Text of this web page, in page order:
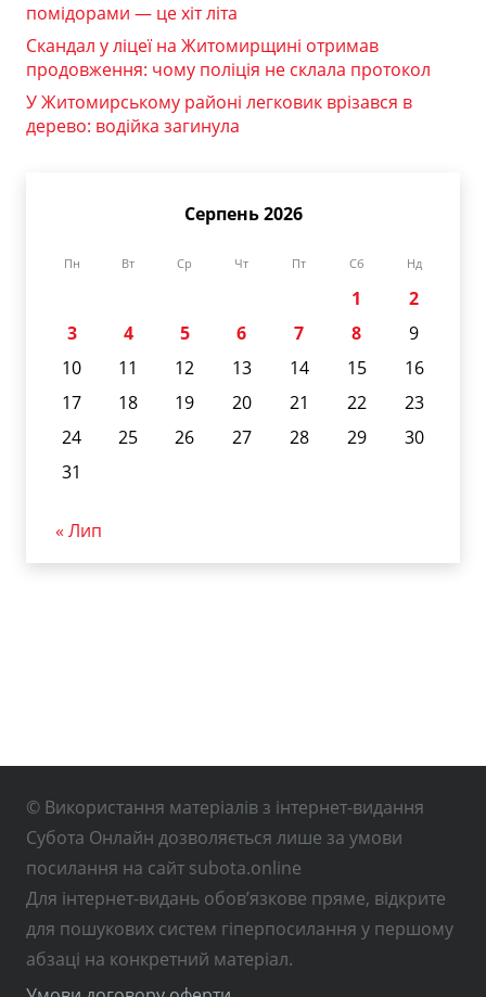
помідорами — це хіт літа
Скандал у ліцеї на Житомирщині отримав
продовження: чому поліція не склала протокол
У Житомирському районі легковик врізався в
дерево: водійка загинула
Серпень 2026
Пн Вт Ср Чт Пт Сб Нд
1
2
3
4 5 6 7 8
9
10
11 12 13 14 15
16
17
18 19 20 21 22
23
24
25 26 27 28 29
30
31
« Лип
© Використання матеріалів з інтернет-видання
Субота Онлайн дозволяється лише за умови
посилання на сайт subota.online
Для інтернет-видань обов’язкове пряме, відкрите
для пошукових систем гіперпосилання у першому
абзаці на конкретний матеріал.